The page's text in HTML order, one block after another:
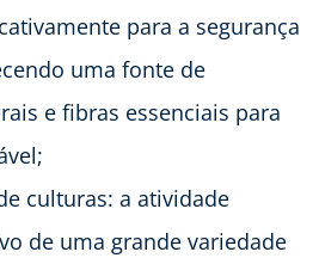
para a segurança
uma fonte de
e fibras essenciais para
culturas: a atividade
de uma grande variedade